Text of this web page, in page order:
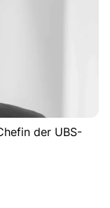
der UBS-